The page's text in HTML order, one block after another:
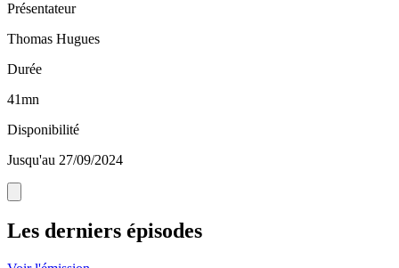
Présentateur
Thomas Hugues
Durée
41mn
Disponibilité
Jusqu'au 27/09/2024
Les derniers épisodes